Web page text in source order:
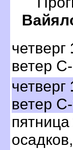
четвер
етер
четвер
етер
пятница